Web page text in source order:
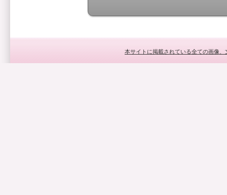
本サイトに掲載されている全ての画像